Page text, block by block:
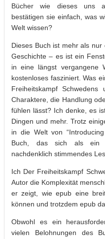
Bücher wie dieses uns
bestätigen sie einfach, was
Welt wissen?
Dieses Buch ist mehr als
Geschichte – es ist ein
in eine längst vergangene
kostenloses fasziniert. Was
Freiheitskampf
Charaktere, die Handlung
fühlen lässt? Ich denke, es
Dingen und mehr. Trotz
in die Welt von
Buch, das sich als ein
nachdenklich stimmendes
Ich Der Freiheitskampf
Autor die Komplexität
er zeigt, wie epub eine
können und trotzdem epub
Obwohl es ein
vielen Belohnungen des